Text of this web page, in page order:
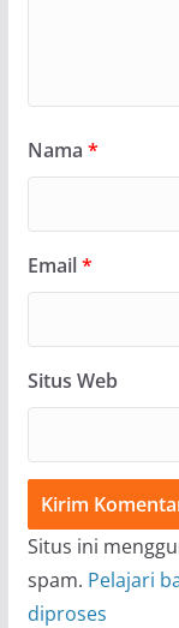
Nama *
Email*
Situs Web
Situs ini
spam. Pelajari
diproses